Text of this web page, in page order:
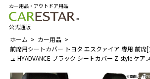
カー用品・アウトドア用品
公式通販
ホーム
カー用品
前席用シートカバー トヨタ エスクァイア 専用 前席
ュ HYADVANCE ブラック シートカバー Z-style ケア